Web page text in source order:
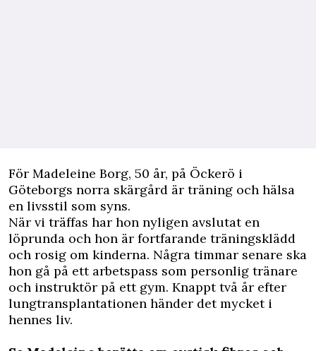
För Madeleine Borg, 50 år, på Öckerö i
Göteborgs norra skärgård är träning och hälsa
en livsstil som syns.
När vi träffas har hon nyligen avslutat en
löprunda och hon är fortfarande träningsklädd
och rosig om kinderna. Några timmar senare ska
hon gå på ett arbetspass som personlig tränare
och instruktör på ett gym. Knappt två år efter
lungtransplantationen händer det mycket i
hennes liv.